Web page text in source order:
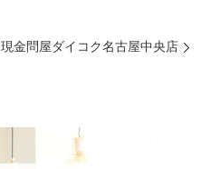
現金問屋ダイコク名古屋中央店